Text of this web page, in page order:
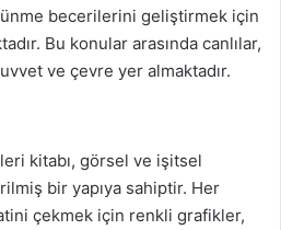
becerilerini geliştirmek için
Bu konular arasında canlılar,
ve çevre yer almaktadır.
kitabı, görsel ve işitsel
bir yapıya sahiptir. Her
çekmek için renkli grafikler,